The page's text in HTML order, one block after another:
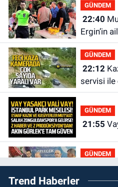
GÜNDEM
22:40
Ergin’in
bulundu
GÜNDEM
22:12Kaza anı kamerada: İşçi
servisi ile
sayıda
GÜNDEM
21:55
GÜNDEM
20:30MHP’de sandıklar açıldı yeni
başkan
Trend Haberler